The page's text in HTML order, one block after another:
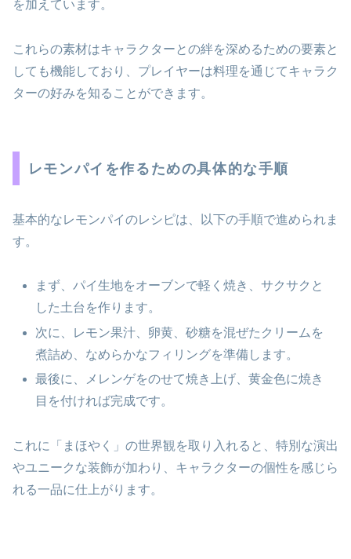
を加えています。
これらの素材はキャラクターとの絆を深めるための要素と
しても機能しており、プレイヤーは料理を通じてキャラク
ターの好みを知ることができます。
レモンパイを作るための具体的な手順
基本的なレモンパイのレシピは、以下の手順で進められま
す。
まず、パイ生地をオーブンで軽く焼き、サクサクと
した土台を作ります。
次に、レモン果汁、卵黄、砂糖を混ぜたクリームを
煮詰め、なめらかなフィリングを準備します。
最後に、メレンゲをのせて焼き上げ、黄金色に焼き
目を付ければ完成です。
これに「まほやく」の世界観を取り入れると、特別な演出
やユニークな装飾が加わり、キャラクターの個性を感じら
れる一品に仕上がります。